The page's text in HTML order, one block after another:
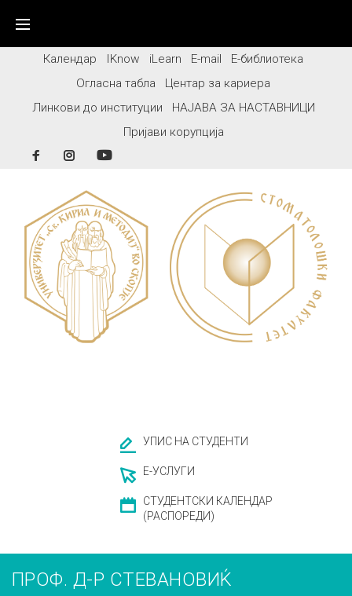
contentКалендар IKnow iLearn E-mail
Е-библиотека
Огласна табла
Центар за кариера
Линкови до институции
НАЈАВА ЗА НАСТАВНИЦИ
Пријави корупција
FacebookInstagram
УПИС НА СТУДЕНТИ
Е-УСЛУГИ
СТУДЕНТСКИ КАЛЕНДАР
(РАСПОРЕДИ)
ПРОФ. Д-Р СТЕВАНОВИЌ